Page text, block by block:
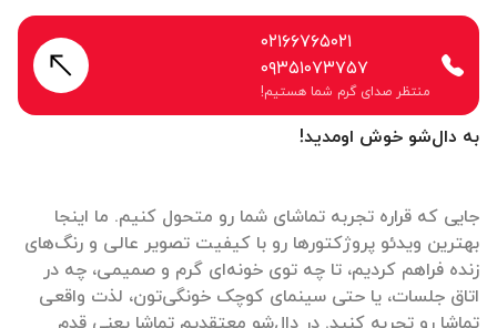
به دال‌شو خوش اومدید!
جایی که قراره تجربه تماشای شما رو متحول کنیم. ما اینجا
بهترین ویدئو پروژکتورها رو با کیفیت تصویر عالی و رنگ‌های
زنده فراهم کردیم، تا چه توی خونه‌ای گرم و صمیمی، چه در
اتاق جلسات، یا حتی سینمای کوچک خونگی‌تون، لذت واقعی
۰۲۱۶۶۷۶۵۰۲۱
۰۹۳۵۱۰۷۳۷۵۷
منتظر صدای گرم شما هستیم!